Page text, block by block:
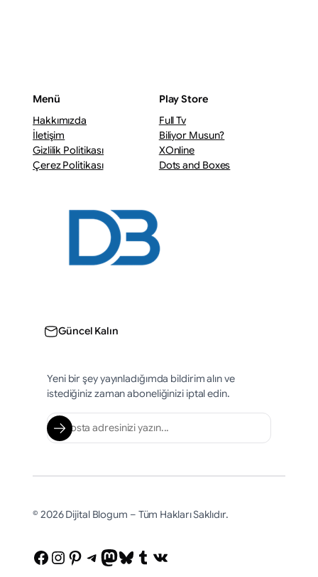
Menü
Hakkımızda
İletişim
Gizlilik Politikası
Çerez Politikası
Play Store
Full Tv
Biliyor Musun?
XOnline
Dots and Boxes
Güncel Kalın
Yeni bir şey yayınladığımda bildirim alın ve
istediğiniz zaman aboneliğinizi iptal edin.
© 2026 Dijital Blogum – Tüm Hakları Saklıdır.
Facebook
Instagram
Pinterest
Telegram
Mastodon
Bluesky
Tumblr
VK